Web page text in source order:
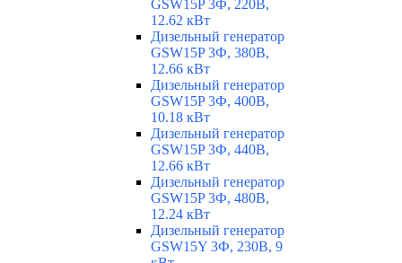
GSW15P 3Ф, 220В,
12.62 кВт
Дизельный генератор
GSW15P 3Ф, 380В,
12.66 кВт
Дизельный генератор
GSW15P 3Ф, 400В,
10.18 кВт
Дизельный генератор
GSW15P 3Ф, 440В,
12.66 кВт
Дизельный генератор
GSW15P 3Ф, 480В,
12.24 кВт
Дизельный генератор
GSW15Y 3Ф, 230В, 9